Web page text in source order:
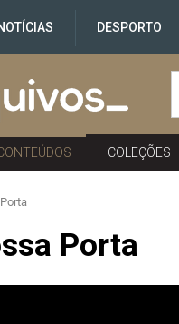
DESPORTO
COLEÇÕES
Porta